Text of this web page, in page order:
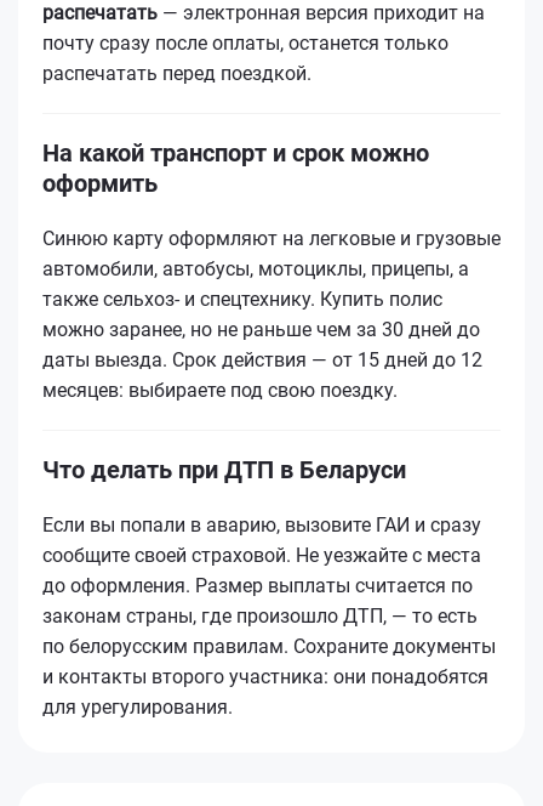
распечатать — электронная версия приходит на
почту сразу после оплаты, останется только
распечатать перед поездкой.
На какой транспорт и срок можно
оформить
Синюю карту оформляют на легковые и грузовые
автомобили, автобусы, мотоциклы, прицепы, а
также сельхоз- и спецтехнику. Купить полис
можно заранее, но не раньше чем за 30 дней до
даты выезда. Срок действия — от 15 дней до 12
месяцев: выбираете под свою поездку.
Что делать при ДТП в Беларуси
Если вы попали в аварию, вызовите ГАИ и сразу
сообщите своей страховой. Не уезжайте с места
до оформления. Размер выплаты считается по
законам страны, где произошло ДТП, — то есть
по белорусским правилам. Сохраните документы
и контакты второго участника: они понадобятся
для урегулирования.